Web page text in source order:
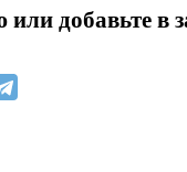
или добавьте в